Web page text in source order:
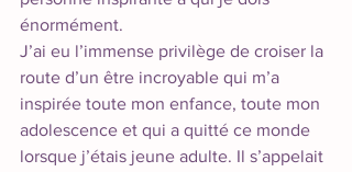
énormément.
J’ai eu l’immense privilège de croiser la
route d’un être incroyable qui m’a
inspirée toute mon enfance, toute mon
adolescence et qui a quitté ce monde
lorsque j’étais jeune adulte. Il s’appelait